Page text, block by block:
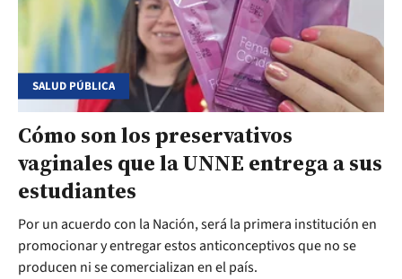
SALUD PÚBLICA
Cómo son los preservativos
vaginales que la UNNE entrega a sus
estudiantes
Por un acuerdo con la Nación, será la primera institución en
promocionar y entregar estos anticonceptivos que no se
producen ni se comercializan en el país.